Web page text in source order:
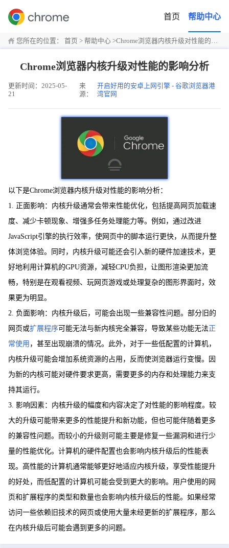
首页 帮助中心
您所在的位置： 首页 > 帮助中心 >Chrome浏览器内核升级对性能的影响分析
Chrome浏览器内核升级对性能的影响分析
更新时间：2025-05-
21
来
源：
开启好用的安卓上网引擎 - 谷歌浏览器港
湾官网
以下是Chrome浏览器内核升级对性能的影响分析：
1. 正面影响：内核升级通常会带来性能优化，包括提高网页加载速
度、减少卡顿现象、增强多任务处理能力等。例如，通过改进
JavaScript引擎的执行效率，使网页中的脚本运行更快，从而提升整
体浏览体验。同时，内核升级可能还会引入新的硬件加速技术，更
好地利用计算机的GPU资源，减轻CPU负担，让图形渲染更加流
畅，特别是在观看视频、玩网页游戏或处理复杂的图形界面时，效
果更为明显。
2. 负面影响：内核升级后，可能会出现一些兼容性问题。部分旧的
网页或扩展程序可能无法与新内核完全兼容，导致某些功能无法正
常使用 ，甚至出现崩溃的情况。此外，对于一些低配置的计算机，
内核升级可能会增加系统资源的占用，反而使浏览器运行变慢。因
为新的内核可能对硬件要求更高，需要更多的内存和处理能力来支
持其运行。
3. 影响因素：内核升级的幅度和内容决定了对性能的影响程度。较
大的升级可能带来更多的性能提升和新功能，但也可能伴随着更多
的兼容性问题。而较小的升级则可能主要是修复一些漏洞和进行少
量的性能优化。计算机的硬件配置也会影响内核升级后的性能表
现。高性能的计算机通常能够更好地适应内核升级，享受性能提升
的好处，而低配置的计算机可能会受到更大的影响。用户使用的网
页和扩展程序的类型和数量也会影响内核升级后的性能。如果经常
访问一些依赖旧技术的网页或使用大量未经更新的扩展程序，那么
在内核升级后可能会遇到更多的问题。